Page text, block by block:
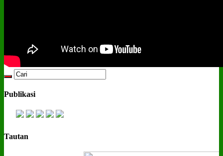
Publikasi
Tautan